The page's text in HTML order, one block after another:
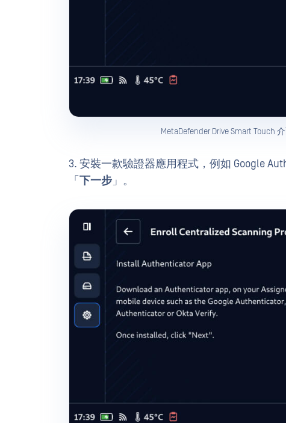
MetaDefender Drive Smart Touch
3. 安裝一款驗證器應用程式，例如 Google
「 下一步 」。